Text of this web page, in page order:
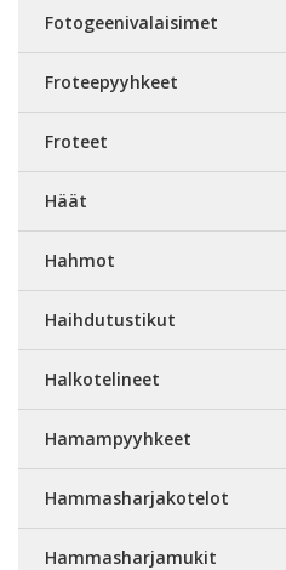
Fotogeenivalaisimet
Froteepyyhkeet
Froteet
Häät
Hahmot
Haihdutustikut
Halkotelineet
Hamampyyhkeet
Hammasharjakotelot
Hammasharjamukit